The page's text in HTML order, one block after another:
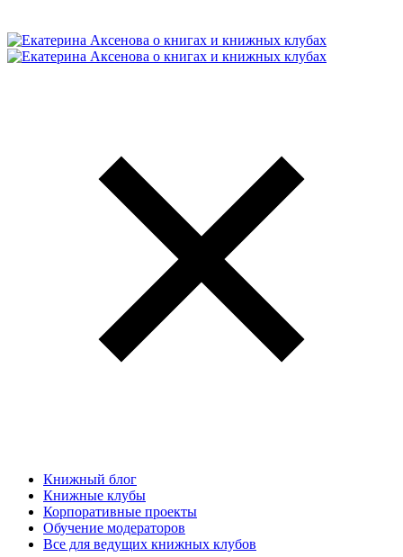
Книжный блог
Книжные клубы
Корпоративные проекты
Обучение модераторов
Все для ведущих книжных клубов